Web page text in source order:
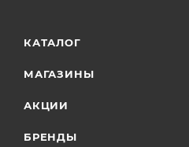
КАТАЛОГ
МАГАЗИНЫ
АКЦИИ
БРЕНДЫ